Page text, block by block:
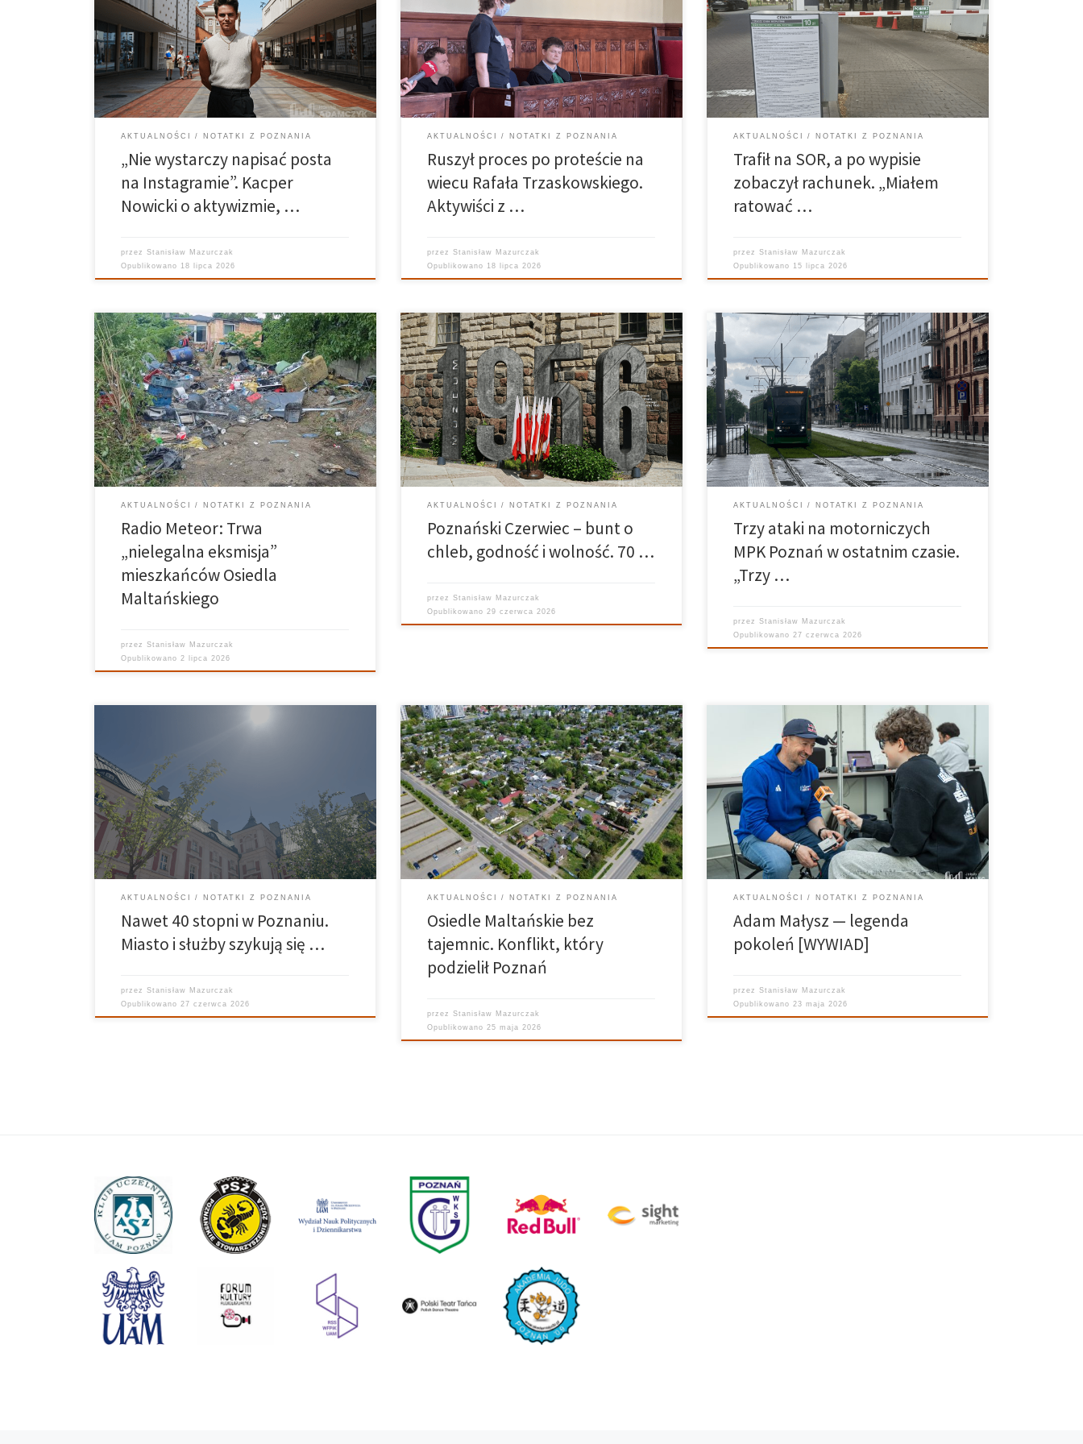
swoją działalnością zgromadził tysiące odbiorców w
mediach społecznościowych – ponad 46 tysięcy na
Instagramie, 21 tysięcy na TikToku i blisko 70 tysięcy na
Facebooku. Od lat angażuje się w sprawy edukacji,
praw uczniów […]
AKTUALNOŚCI NOTATKI Z POZNANIA
„Nie wystarczy napisać posta
na Instagramie”. Kacper
Nowicki o aktywizmie, …
przezStanisław Mazurczak
Opublikowano 18 lipca 2026
kwietnia ubiegłego roku podczas wiecu Rafała
Trzaskowskiego na placu Wolności. Cztery osoby
związane z Osiedlem Maltańskim odpowiadają za
zarzuty zakłócenia legalnego zgromadzenia oraz
niestosowania się do poleceń organizatorów.
Obwinieni […]
AKTUALNOŚCI NOTATKI Z POZNANIA
Ruszył proces po proteście na
wiecu Rafała Trzaskowskiego.
Aktywiści z …
przezStanisław Mazurczak
Opublikowano 18 lipca 2026
ponieważ lekarz rodzinny uznał, że jego stan może
wymagać natychmiastowej pomocy. Nie spodziewał
się jednak, że zamiast kilku godzin na Szpitalnym
Oddziale Ratunkowym spędzi w placówce niemal trzy
dni, a […]
AKTUALNOŚCI NOTATKI Z POZNANIA
Trafił na SOR, a po wypisie
zobaczył rachunek. „Miałem
ratować …
przezStanisław Mazurczak
Opublikowano 15 lipca 2026
Na Osiedlu Maltańskim w Poznaniu doszło do
kolejnego incydentu związanego z trwającym
konfliktem o teren osiedla. Podczas prac na jednej z
działek przy ul. Termalnej koparka wjechała na
posesję, na której przebywała starsza kobieta.
Mieszkańcy mówią o nielegalnych działaniach,
natomiast […]
AKTUALNOŚCI NOTATKI Z POZNANIA
Radio Meteor: Trwa
„nielegalna eksmisja”
mieszkańców Osiedla
Maltańskiego
przezStanisław Mazurczak
Opublikowano 2 lipca 2026
Od robotniczego buntu, który wstrząsnął
komunistyczną Polską, po uroczystości z udziałem
najwyższych władz państwowych i zagranicznych
delegacji. Poznań uczcił 70. rocznicę Poznańskiego
Czerwca 1956. Przypominano nie tylko przebieg
wydarzeń sprzed siedmiu dekad, ale także ich
znaczenie dla współczesnej Polski oraz […]
AKTUALNOŚCI NOTATKI Z POZNANIA
Poznański Czerwiec – bunt o
chleb, godność i wolność. 70 …
przezStanisław Mazurczak
Opublikowano 29 czerwca 2026
Jeszcze kilka lat temu tak głośne przypadki agresji
wobec pracowników komunikacji miejskiej zdarzały
się sporadycznie. Tymczasem w ostatnim czasie w
Poznaniu doszło aż do trzech ataków na
motorniczych MPK Poznań. Choć żaden z nich nie
zakończył się poważnymi obrażeniami, wszystkie […]
AKTUALNOŚCI NOTATKI Z POZNANIA
Trzy ataki na motorniczych
MPK Poznań w ostatnim czasie.
„Trzy …
przezStanisław Mazurczak
Opublikowano 27 czerwca 2026
Synoptycy IMGW prognozują, że już w niedzielę
temperatura może sięgnąć nawet 40 stopni Celsjusza.
W związku z prognozowaną falą upałów w Poznaniu
odbyły się posiedzenia miejskiego i wojewódzkiego
zespołu zarządzania kryzysowego. Władze miasta
oraz […]
AKTUALNOŚCI NOTATKI Z POZNANIA
Nawet 40 stopni w Poznaniu.
Miasto i służby szykują się …
przezStanisław Mazurczak
Opublikowano 27 czerwca 2026
Osiedle Maltańskie od miesięcy pozostaje jednym z
najgłośniejszych tematów społecznych w Poznaniu.
Spór dotyczący przyszłości terenu przy ul.
Warszawskiej 82 obejmuje mieszkańców, kurię,
dewelopera, miasto oraz polityków. W tle są
wieloletnie umowy dzierżawy, kwestie własności
gruntów, postępowania sądowe, plany nowej […]
AKTUALNOŚCI NOTATKI Z POZNANIA
Osiedle Maltańskie bez
tajemnic. Konflikt, który
podzielił Poznań
przezStanisław Mazurczak
Opublikowano 25 maja 2026
Rozmowa z Adamem Małyszem to spotkanie nie tylko
z legendą sportu, ale też człowiekiem, który od lat
angażuje się w inicjatywy wykraczające daleko poza
skocznię. Przy okazji kolejnej edycji Wings for Life
World Run w Poznaniu były mistrz świata opowiedział
[…]
AKTUALNOŚCI NOTATKI Z POZNANIA
Adam Małysz — legenda
pokoleń [WYWIAD]
przezStanisław Mazurczak
Opublikowano 23 maja 2026